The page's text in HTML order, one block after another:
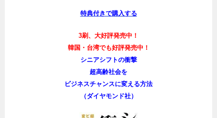
特典付きで購入する
3刷、大好評発売中！
韓国・台湾でも好評発売中！
シニアシフトの衝撃
超高齢社会を
ビジネスチャンスに変える方法
（ダイヤモンド社）